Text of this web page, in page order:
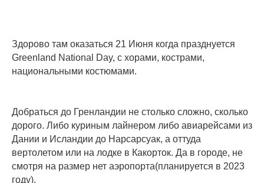
Здорово там оказаться 21 Июня когда празднуется
Greenland National Day, с хорами, кострами,
национальными костюмами.
Добраться до Гренландии не столько сложно, сколько
дорого. Либо куриным лайнером либо авиарейсами из
Дании и Исландии до Нарсарсуак, а оттуда
вертолетом или на лодке в Какорток. Да в городе, не
смотря на размер нет аэропорта(планируется в 2023
году).